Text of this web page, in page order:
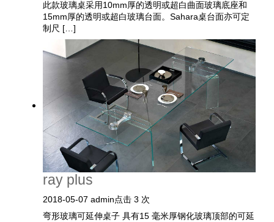
此款玻璃桌采用10mm厚的透明或超白曲面玻璃底座和
15mm厚的透明或超白玻璃台面。Sahara桌台面亦可定
制尺 […]
ray plus
2018-05-07 admin点击 3 次
弯形玻璃可延伸桌子 具有15 毫米厚钢化玻璃顶部的可延